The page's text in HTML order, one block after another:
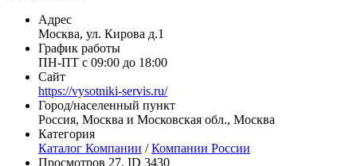
Адрес
Москва, ул. Кирова д.1
График работы
ПН-ПТ с 09:00 до 18:00
Сайт
https://vysotniki-servis.ru/
Город/населенный пункт
Россия, Москва и Московская обл., Москва
Категория
Каталог Компании /Компании России
Просмотров 27, ID 3430